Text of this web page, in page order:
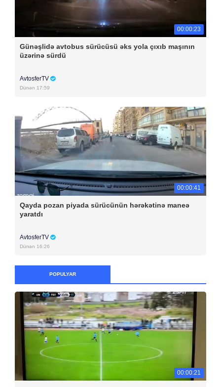
00:00:23
Günəşlidə avtobus sürücüsü əks yola çıxıb maşının
üzərinə sürdü
AvtosferTV
Dünən 17:59
00:00:41
Qayda pozan piyada sürücünün hərəkətinə maneə
yaratdı
AvtosferTV
Dünən 16:26
POPULYAR
00:00:21